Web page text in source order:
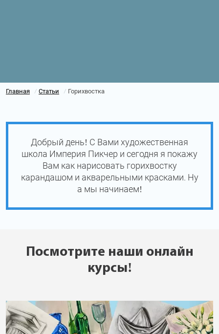
Главная / Статьи / Горихвостка
Добрый день! С Вами художественная
школа Империя Пикчер и сегодня я покажу
Вам как нарисовать горихвостку
карандашом и акварельными красками. Ну
а мы начинаем!
Посмотрите наши онлайн
курсы!